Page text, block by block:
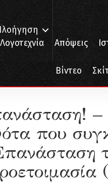
Λογοτεχνία Απόψεις
Βίντεο
που συγκλονίζουν τον
που